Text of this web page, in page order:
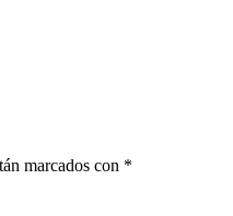
marcados con *